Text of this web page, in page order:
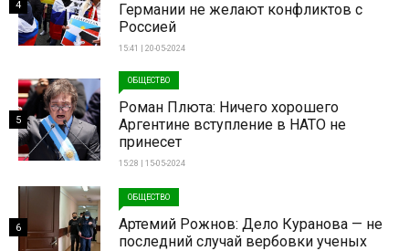
Германии не желают конфликтов с
Россией
15:41 | 20-05-2024
4
ОБЩЕСТВО
Роман Плюта: Ничего хорошего
Аргентине вступление в НАТО не
принесет
15:28 | 15-05-2024
5
ОБЩЕСТВО
Артемий Рожнов: Дело Куранова — не
последний случай вербовки ученых
6